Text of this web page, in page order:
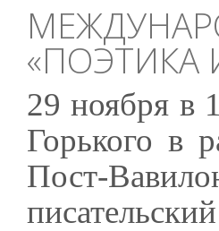
«ПОЭТИКА
29 ноября в
Горького в
Пост-